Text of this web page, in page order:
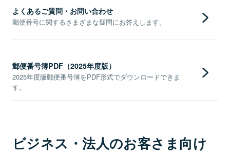
よくあるご質問・お問い合わせ
郵便番号に関するさまざまな疑問にお答えします。
郵便番号簿PDF（2025年度版）
2025年度版郵便番号簿をPDF形式でダウンロードできま
す。
ビジネス・法人のお客さま向け